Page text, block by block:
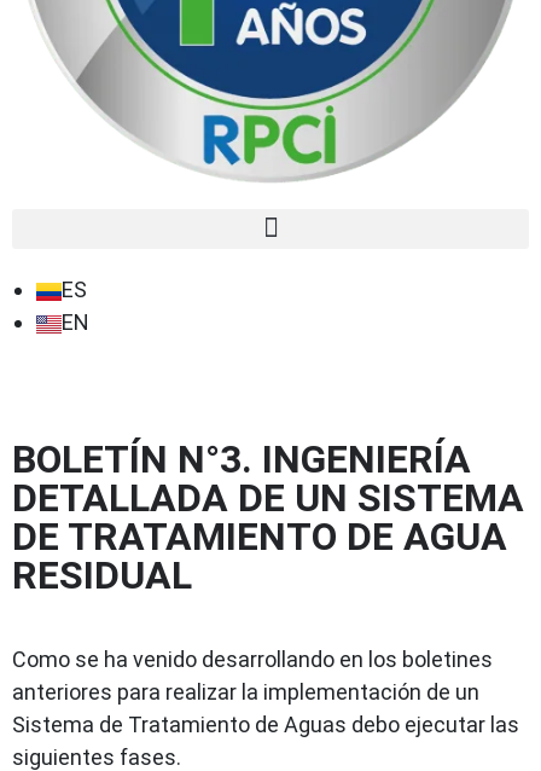
ES
EN
BOLETÍN N°3. INGENIERÍA
DETALLADA DE UN SISTEMA
DE TRATAMIENTO DE AGUA
RESIDUAL
Como se ha venido desarrollando en los boletines
anteriores para realizar la implementación de un
Sistema de Tratamiento de Aguas debo ejecutar las
siguientes fases.